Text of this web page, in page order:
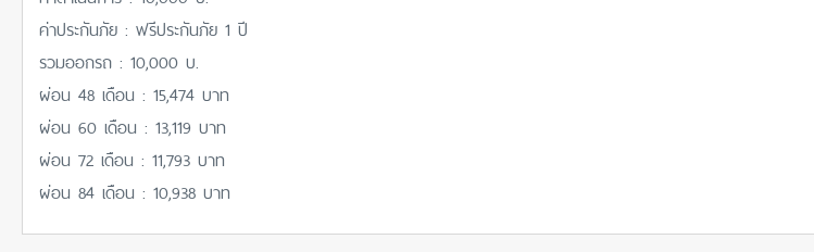
ค่าประกันภัย : ฟรีประกันภัย 1 ปี
รวมออกรถ : 10,000 บ.
ผ่อน 48 เดือน : 15,474 บาท
ผ่อน 60 เดือน : 13,119 บาท
ผ่อน 72 เดือน : 11,793 บาท
ผ่อน 84 เดือน : 10,938 บาท